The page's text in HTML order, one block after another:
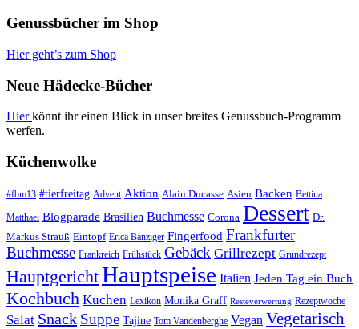
Genussbücher im Shop
Hier geht’s zum Shop
Neue Hädecke-Bücher
Hierkönnt ihr einen Blick in unser breites Genussbuch-Programm
werfen.
Küchenwolke
#fbm13 #tierfreitag Advent Aktion Alain Ducasse Asien Backen Bettina
Matthaei Blogparade Brasilien Buchmesse Corona Dessert Dr.
Markus Strauß Eintopf Erica Bänziger Fingerfood Frankfurter
Buchmesse Frankreich Frühstück Gebäck Grillrezept Grundrezept
HauptgerichtHauptspeise Italien Jeden Tag ein Buch
Kochbuch Kuchen Lexikon Monika Graff Resteverwertung Rezeptwoche
Salat Snack Suppe Tajine Tom Vandenberghe Vegan Vegetarisch